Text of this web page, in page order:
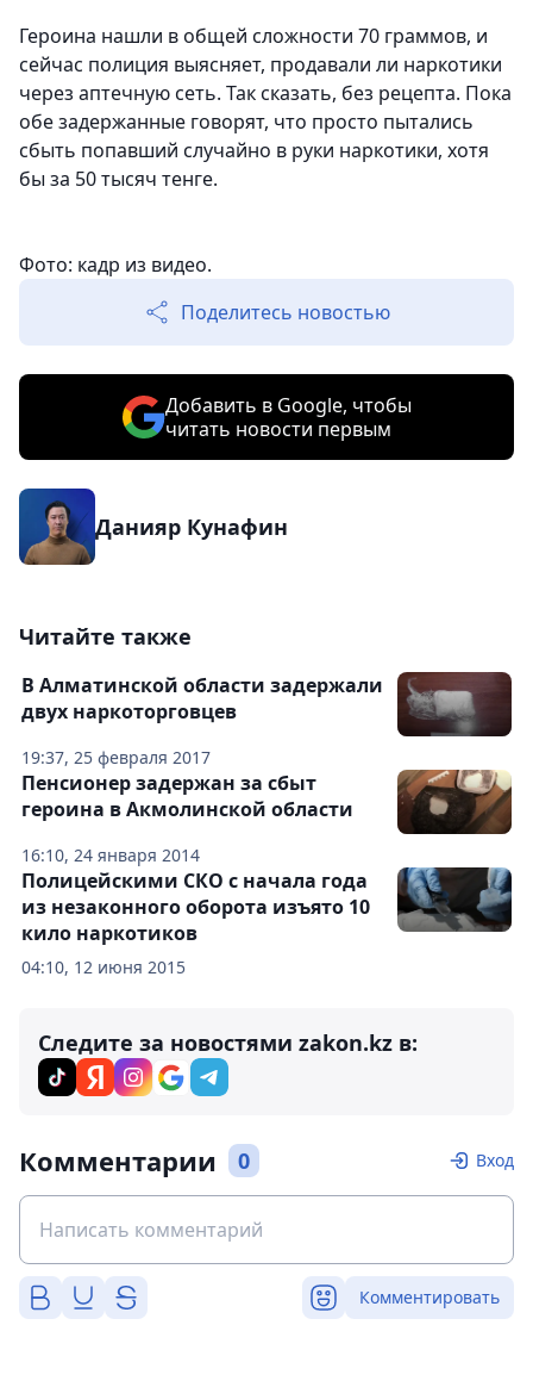
Героина нашли в общей сложности 70 граммов, и
сейчас полиция выясняет, продавали ли наркотики
через аптечную сеть. Так сказать, без рецепта. Пока
обе задержанные говорят, что просто пытались
сбыть попавший случайно в руки наркотики, хотя
бы за 50 тысяч тенге.
Фото: кадр из видео.
Поделитесь новостью
Добавить в Google, чтобы
читать новости первым
Данияр Кунафин
Читайте также
19:37, 25 февраля 2017
В Алматинской области задержали
двух наркоторговцев
16:10, 24 января 2014
Пенсионер задержан за сбыт
героина в Акмолинской области
04:10, 12 июня 2015
Полицейскими СКО с начала года
из незаконного оборота изъято 10
кило наркотиков
Следите за новостями zakon.kz в:
Комментарии 0 Вход
Комментировать